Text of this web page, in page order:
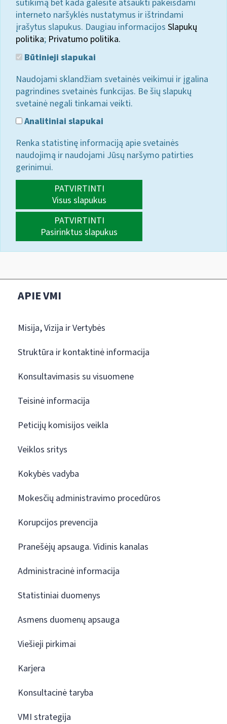
sutikimą bet kada galėsite atšaukti pakeisdami
interneto naršyklės nustatymus ir ištrindami
įrašytus slapukus. Daugiau informacijos Slapukų
politika; Privatumo politika.
Būtinieji slapukai
Naudojami sklandžiam svetainės veikimui ir įgalina
pagrindines svetainės funkcijas. Be šių slapukų
svetainė negali tinkamai veikti.
Analitiniai slapukai
Renka statistinę informaciją apie svetainės
naudojimą ir naudojami Jūsų naršymo patirties
gerinimui.
PATVIRTINTI
Visus slapukus
PATVIRTINTI
Pasirinktus slapukus
APIE VMI
Misija, Vizija ir Vertybės
Struktūra ir kontaktinė informacija
Konsultavimasis su visuomene
Teisinė informacija
Peticijų komisijos veikla
Veiklos sritys
Kokybės vadyba
Mokesčių administravimo procedūros
Korupcijos prevencija
Pranešėjų apsauga. Vidinis kanalas
Administracinė informacija
Statistiniai duomenys
Asmens duomenų apsauga
Viešieji pirkimai
Karjera
Konsultacinė taryba
VMI strategija